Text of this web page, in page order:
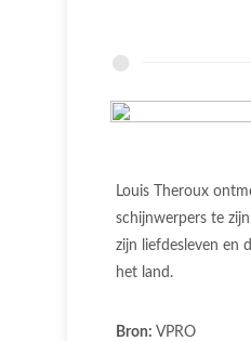
Louis Theroux
schijnwerpers te
zijn liefdesleven en
het land.
Bron: VPRO